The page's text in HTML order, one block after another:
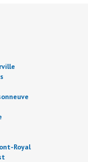
Royal